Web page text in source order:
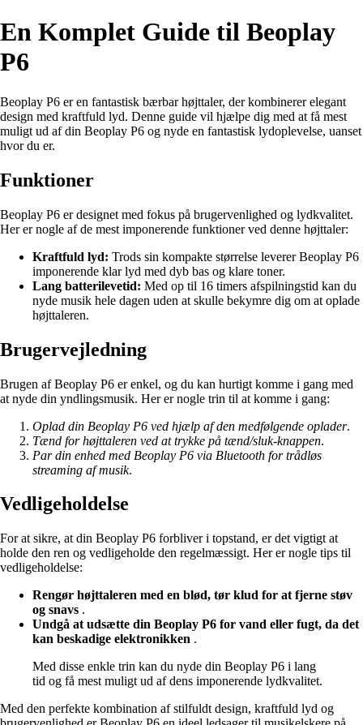
En Komplet Guide til Beoplay
P6
Beoplay P6 er en fantastisk bærbar højttaler, der kombinerer elegant
design med kraftfuld lyd. Denne guide vil hjælpe dig med at få mest
muligt ud af din Beoplay P6 og nyde en fantastisk lydoplevelse, uanset
hvor du er.
Funktioner
Beoplay P6 er designet med fokus på brugervenlighed og lydkvalitet.
Her er nogle af de mest imponerende funktioner ved denne højttaler:
Kraftfuld lyd: Trods sin kompakte størrelse leverer Beoplay P6
imponerende klar lyd med dyb bas og klare toner.
Lang batterilevetid: Med op til 16 timers afspilningstid kan du
nyde musik hele dagen uden at skulle bekymre dig om at oplade
højttaleren.
Brugervejledning
Brugen af Beoplay P6 er enkel, og du kan hurtigt komme i gang med
at nyde din yndlingsmusik. Her er nogle trin til at komme i gang:
Oplad din Beoplay P6 ved hjælp af den medfølgende oplader.
Tænd for højttaleren ved at trykke på tænd/sluk-knappen.
Par din enhed med Beoplay P6 via Bluetooth for trådløs
streaming af musik.
Vedligeholdelse
For at sikre, at din Beoplay P6 forbliver i topstand, er det vigtigt at
holde den ren og vedligeholde den regelmæssigt. Her er nogle tips til
vedligeholdelse:
Rengør højttaleren med en blød, tør klud for at fjerne støv
og snavs .
Undgå at udsætte din Beoplay P6 for vand eller fugt, da det
kan beskadige elektronikken .
Med disse enkle trin kan du nyde din Beoplay P6 i lang
tid og få mest muligt ud af dens imponerende lydkvalitet.
Med den perfekte kombination af stilfuldt design, kraftfuld lyd og